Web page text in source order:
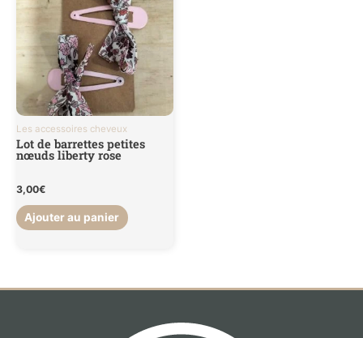
Les accessoires cheveux
Lot de barrettes petites
nœuds liberty rose
3,00€
Ajouter au panier